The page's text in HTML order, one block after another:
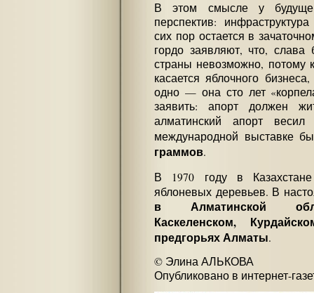
В этом смысле у
перспектив:
сих пор остается в
гордо заявляют, что, слава
страны невозможно, потому
касается яблочного
одно — она сто лет
заявить: апорт должен
алматинский апорт
международной выставке
граммов.
В 1970 году в
яблоневых деревьев. В
в Алматинской
Каскеленском,
предгорьях Алматы.
© Элина АЛЬКОВА
Опубликовано в интернет-